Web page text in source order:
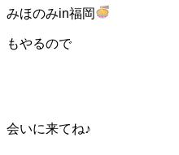
みほのみin福岡
もやるので
会いに来てね♪